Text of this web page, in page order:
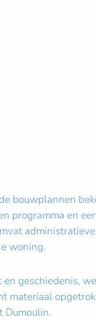
bouwplannen
programma en
woning.
geschiedenis,
materiaal
Dumoulin.